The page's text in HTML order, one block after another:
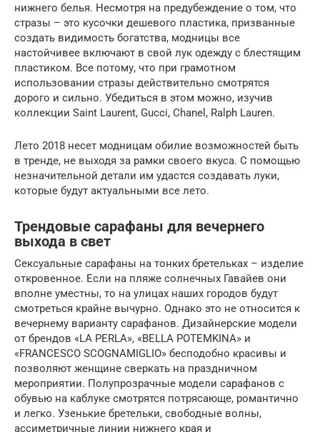
нижнего белья. Несмотря на предубеждение о том, что
стразы – это кусочки дешевого пластика, призванные
создать видимость богатства, модницы все
настойчивее включают в свой лук одежду с блестящим
пластиком. Все потому, что при грамотном
использовании стразы действительно смотрятся
дорого и сильно. Убедиться в этом можно, изучив
коллекции Saint Laurent, Gucci, Chanel, Ralph Lauren.
Лето 2018 несет модницам обилие возможностей быть
в тренде, не выходя за рамки своего вкуса. С помощью
незначительной детали им удастся создавать луки,
которые будут актуальными все лето.
Трендовые сарафаны для вечернего
выхода в свет
Сексуальные сарафаны на тонких бретельках – изделие
откровенное. Если на пляже солнечных Гавайев они
вполне уместны, то на улицах наших городов будут
смотреться крайне вычурно. Однако это не относится к
вечернему варианту сарафанов. Дизайнерские модели
от брендов «LA PERLA», «BELLA POTEMKINA» и
«FRANCESCO SCOGNAMIGLIO» бесподобно красивы и
позволяют женщине сверкать на праздничном
мероприятии. Полупрозрачные модели сарафанов с
обувью на каблуке смотрятся потрясающе, романтично
и легко. Узенькие бретельки, свободные волны,
ассиметричные линии нижнего края и